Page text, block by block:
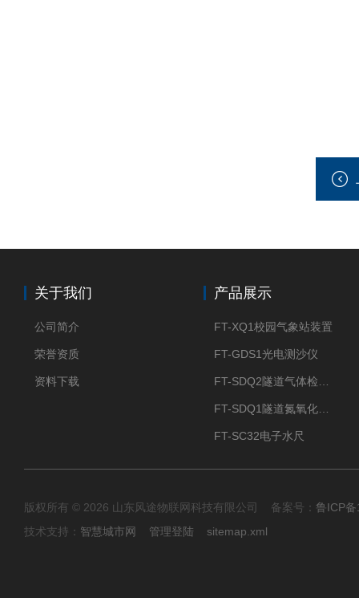
关于我们
公司简介
荣誉资质
资料下载
产品展示
FT-XQ1校园气象站装置
FT-GDS1光电测沙仪
FT-SC32电子水尺
版权所有 © 2026 山东风途物联网科技有限公司 备案号： 鲁ICP
技术支持： 智慧城市网 管理登陆 sitemap.xml